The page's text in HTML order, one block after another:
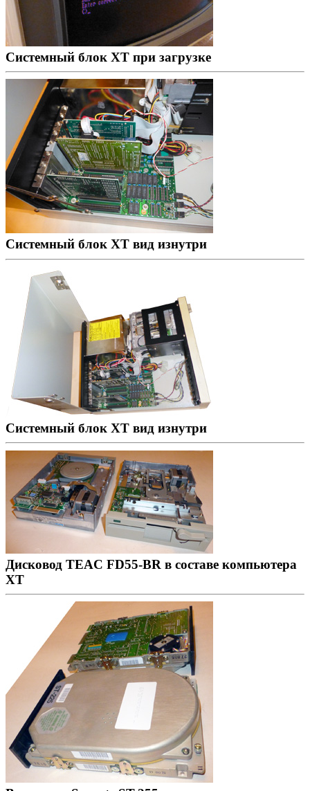
Системный блок XT при загрузке
Системный блок XT вид изнутри
Системный блок XT вид изнутри
Дисковод TEAC FD55-BR в составе компьютера
XT